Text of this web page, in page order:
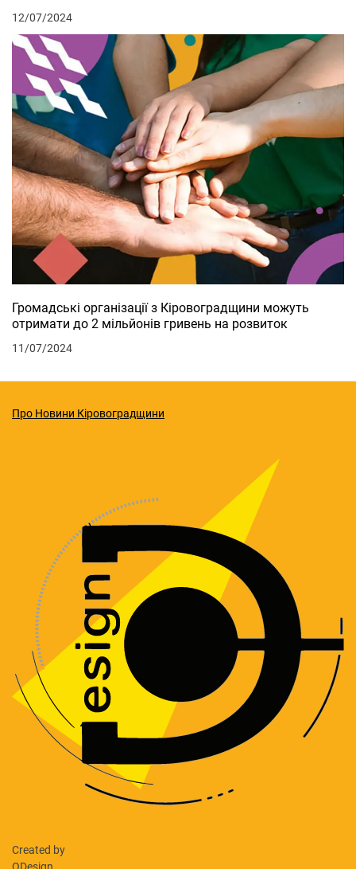
12/07/2024
Громадські організації з Кіровоградщини можуть
отримати до 2 мільйонів гривень на розвиток
11/07/2024
Про Новини Кіровоградщини
Created by
ODesign